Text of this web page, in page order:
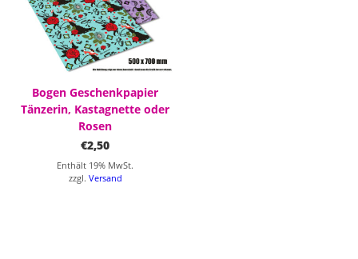
Bogen Geschenkpapier
Tänzerin, Kastagnette oder
Rosen
€2,50
Enthält 19% MwSt.
zzgl. Versand